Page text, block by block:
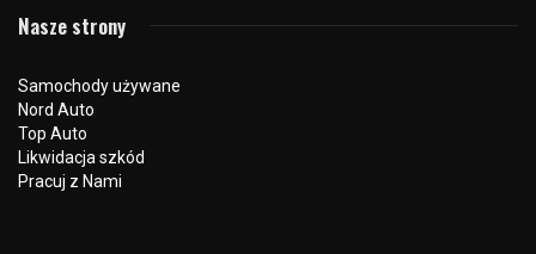
2 czerwca 2026 191 odsłon 0